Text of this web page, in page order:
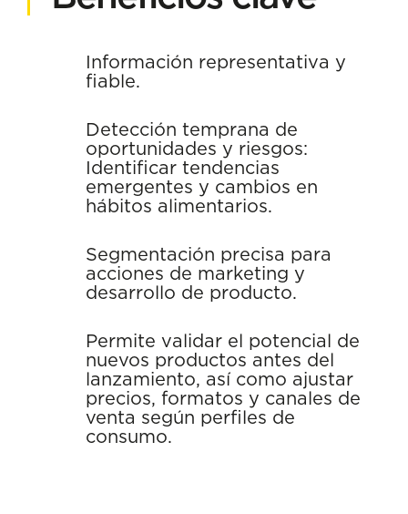
Información representativa y
fiable.
Detección temprana de
oportunidades y riesgos:
Identificar tendencias
emergentes y cambios en
hábitos alimentarios.
Segmentación precisa para
acciones de marketing y
desarrollo de producto.
Permite validar el potencial de
nuevos productos antes del
lanzamiento, así como ajustar
precios, formatos y canales de
venta según perfiles de
consumo.